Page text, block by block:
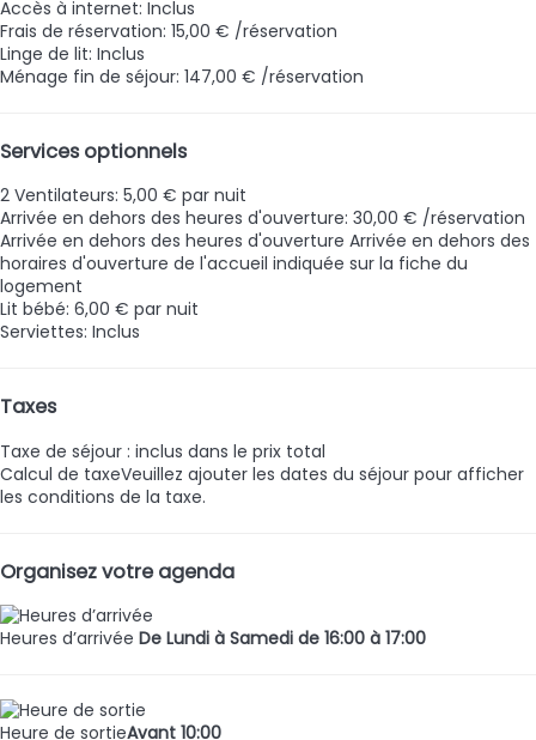
Accès à internet: Inclus
Frais de réservation: 15,00 € /réservation
Linge de lit: Inclus
Ménage fin de séjour: 147,00 € /réservation
Services optionnels
2 Ventilateurs: 5,00 € par nuit
Arrivée en dehors des heures d'ouverture: 30,00 € /réservation
Arrivée en dehors des heures d'ouverture Arrivée en dehors des
horaires d'ouverture de l'accueil indiquée sur la fiche du
logement
Lit bébé: 6,00 € par nuit
Serviettes: Inclus
Taxes
Taxe de séjour : inclus dans le prix total
Calcul de taxeVeuillez ajouter les dates du séjour pour afficher
les conditions de la taxe.
Organisez votre agenda
Heures d’arrivée De Lundi à Samedi de 16:00 à 17:00
Heure de sortieAvant 10:00